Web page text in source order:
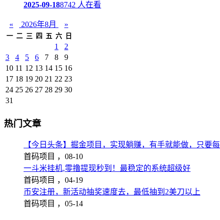
2025-09-188742 人在看
« 2026年8月 »
一 二 三 四 五 六 日
1
2
3
4 5 6 7 8
9
10 11 12 13 14 15 16
17 18 19 20 21 22 23
24 25 26 27 28 29 30
31
热门文章
【今日头条】掘金项目，实现躺赚，有手就能做，只要
首码项目 ， 08-10
一斗米挂机,零撸提现秒到！最稳定的系统超级好
首码项目 ， 04-19
币安注册，新活动抽奖速度去，最低抽到2美刀以上
首码项目 ， 05-14